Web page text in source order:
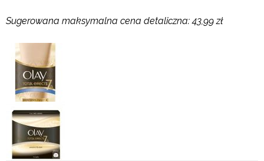
Sugerowana maksymalna cena detaliczna: 43,99 zł